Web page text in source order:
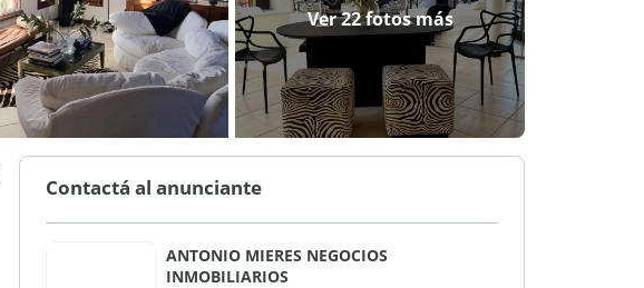
Ver 22 fotos más
Contactá al anunciante
ANTONIO MIERES NEGOCIOS
INMOBILIARIOS